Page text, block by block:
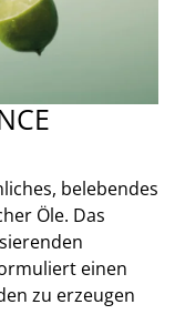
belebendes
Öle. Das
einen
zu erzeugen